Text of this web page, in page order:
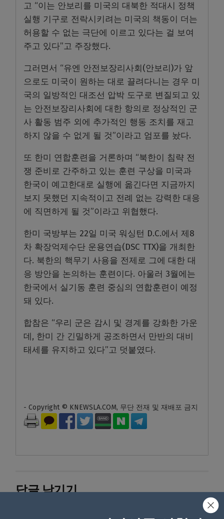
고 “이는 안보리를 미국의 대북한 적대시 정책
실행 기구로 전락시키려는 미국의 책동이 더는
허용할 수 없는 극단에 이르고 있다는 걸 보여
주고 있다”고 주장했다.
그러면서 “유엔 안전보장리사회(안보리)가 앞
으로도 미국이 원하는 대로 끌려다니는 경우 미
국의 일방적인 대조선 압박 도구로 변질되고 있
는 안전보장리사회에 대한 항의로 정상적인 군
사 활동 범주 외에 추가적인 행동 조치를 재고
하지 않을 수 없게 될 것”이라고 엄포를 놨다.
또 한미 연합훈련을 거론하며 “북한이 침략 전
쟁 준비로 간주하고 있는 훈련 구상을 미국과
한국이 예고한대로 실행에 옮긴다면 지금까지
보지 못했던 지속적이고 전례 없는 강력한 대응
에 직면하게 될 것”이라고 위협했다.
한미 국방부는 22일 미국 워싱턴 D.C.에서 제8
차 확장억제수단 운용연습(DSC TTX)을 개최한
다. 북한의 핵무기 사용을 전제로 그에 대한 대
응 방안을 논의하는 훈련이다. 아울러 3월에는
한국에서 실기동 훈련 중심의 연합훈련이 예정
돼 있다.
합참은 “우리 군은 감시 및 경계를 강화한 가운
데, 한미 간 긴밀하게 공조하면서 만반의 대비
태세를 유지하고 있다”고 덧붙였다.
- Copyright © KNEWSLA.COM, 무단 전재 및 재배포 금지
답글 남기기
로 표시됩니